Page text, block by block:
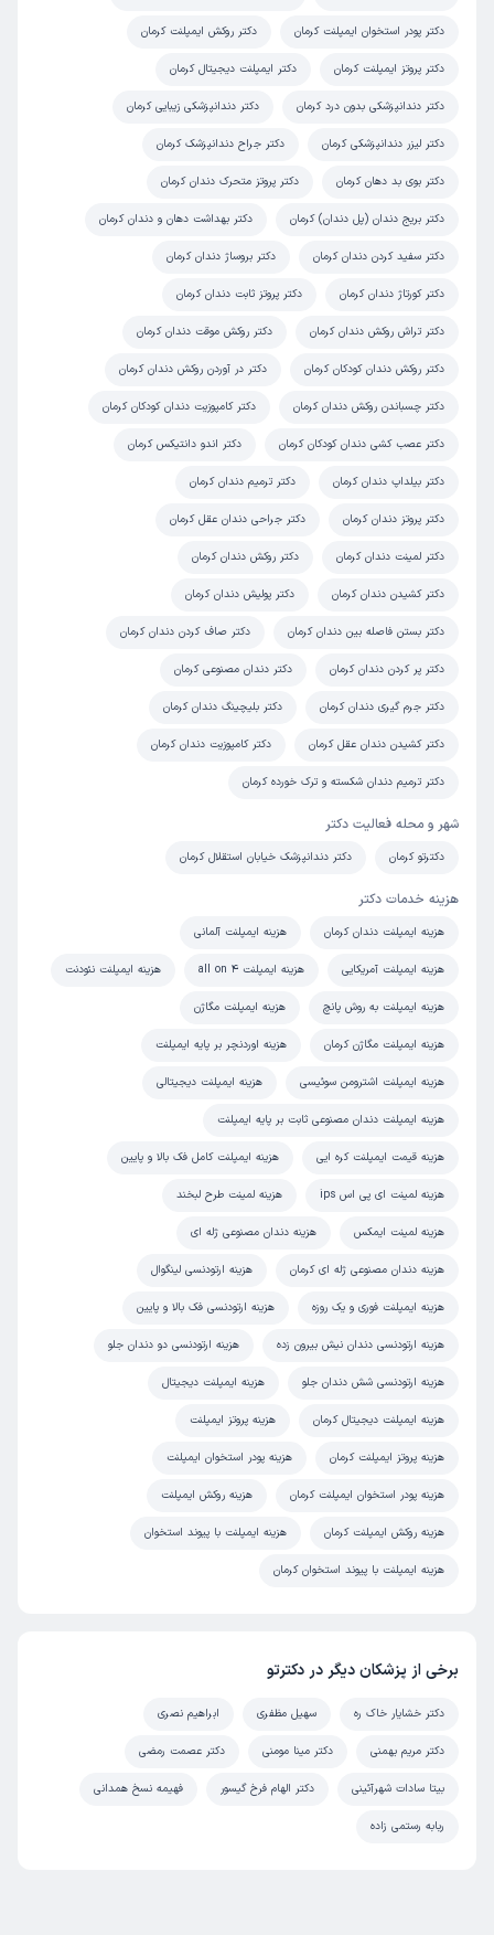
دکتر پودر استخوان ایمپلنت کرمان دکتر روکش ایمپلنت کرمان
دکتر پروتز ایمپلنت کرمان دکتر ایمپلنت دیجیتال کرمان
دکتر دندانپزشکی بدون درد کرمان دکتر دندانپزشکی زیبایی کرمان
دکتر لیزر دندانپزشکی کرمان دکتر جراح دندانپزشک کرمان
دکتر بوی بد دهان کرمان دکتر پروتز متحرک دندان کرمان
دکتر بریج دندان (پل دندان) کرمان دکتر بهداشت دهان و دندان کرمان
دکتر سفید کردن دندان کرمان دکتر بروساژ دندان کرمان
دکتر کورتاژ دندان کرمان دکتر پروتز ثابت دندان کرمان
دکتر تراش روکش دندان کرمان دکتر روکش موقت دندان کرمان
دکتر روکش دندان کودکان کرمان دکتر در آوردن روکش دندان کرمان
دکتر چسباندن روکش دندان کرمان دکتر کامپوزیت دندان کودکان کرمان
دکتر عصب کشی دندان کودکان کرمان دکتر اندو دانتیکس کرمان
دکتر بیلداپ دندان کرمان دکتر ترمیم دندان کرمان
دکتر پروتز دندان کرمان دکتر جراحی دندان عقل کرمان
دکتر لمینت دندان کرمان دکتر روکش دندان کرمان
دکتر کشیدن دندان کرمان دکتر پولیش دندان کرمان
دکتر بستن فاصله بین دندان کرمان دکتر صاف کردن دندان کرمان
دکتر پر کردن دندان کرمان دکتر دندان مصنوعی کرمان
دکتر جرم گیری دندان کرمان دکتر بلیچینگ دندان کرمان
دکتر کشیدن دندان عقل کرمان دکتر کامپوزیت دندان کرمان
دکتر ترمیم دندان شکسته و ترک خورده کرمان
شهر و محله فعالیت دکتر
دکترتو کرمان دکتر دندانپزشک خیابان استقلال کرمان
هزینه خدمات دکتر
هزینه ایمپلنت دندان کرمان هزینه ایمپلنت آلمانی
هزینه ایمپلنت آمریکایی هزینه ایمپلنت all on 4 هزینه ایمپلنت نئودنت
هزینه ایمپلنت به روش پانچ هزینه ایمپلنت مگاژن
هزینه ایمپلنت مگاژن کرمان هزینه اوردنچر بر پایه ایمپلنت
هزینه ایمپلنت اشترومن سوئیسی هزینه ایمپلنت دیجیتالی
هزینه ایمپلنت دندان مصنوعی ثابت بر پایه ایمپلنت
هزینه قیمت ایمپلنت کره ایی هزینه ایمپلنت کامل فک بالا و پایین
هزینه لمینت ای پی اس ips هزینه لمینت طرح لبخند
هزینه لمینت ایمکس هزینه دندان مصنوعی ژله ای
هزینه دندان مصنوعی ژله ای کرمان هزینه ارتودنسی لینگوال
هزینه ایمپلنت فوری و یک روزه هزینه ارتودنسی فک بالا و پایین
هزینه ارتودنسی دندان نیش بیرون زده هزینه ارتودنسی دو دندان جلو
هزینه ارتودنسی شش دندان جلو هزینه ایمپلنت دیجیتال
هزینه ایمپلنت دیجیتال کرمان هزینه پروتز ایمپلنت
هزینه پروتز ایمپلنت کرمان هزینه پودر استخوان ایمپلنت
هزینه پودر استخوان ایمپلنت کرمان هزینه روکش ایمپلنت
هزینه روکش ایمپلنت کرمان هزینه ایمپلنت با پیوند استخوان
هزینه ایمپلنت با پیوند استخوان کرمان
برخی از پزشکان دیگر در دکترتو
دکتر خشایار خاک ره سهیل مظفری ابراهیم نصری
دکتر مریم بهمنی دکتر مینا مومنی دکتر عصمت رمضی
بیتا سادات شهرآئینی دکتر الهام فرخ گیسور فهیمه نسخ همدانی
ربابه رستمی زاده